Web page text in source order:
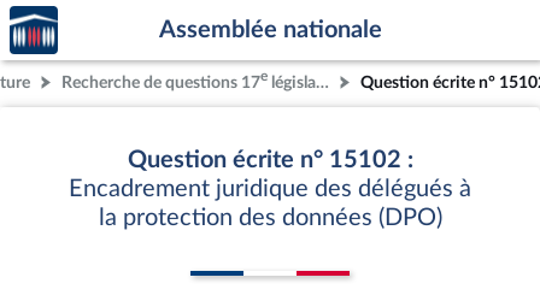
Aller au contenu
Aller en bas de la page
Accèder
à la
page
d'accueil
Assemblée nationale
Recherche de questions 17e législature Question écrite n°
Question écrite n° 15102 :
Encadrement juridique des délégués à
la protection des données (DPO)